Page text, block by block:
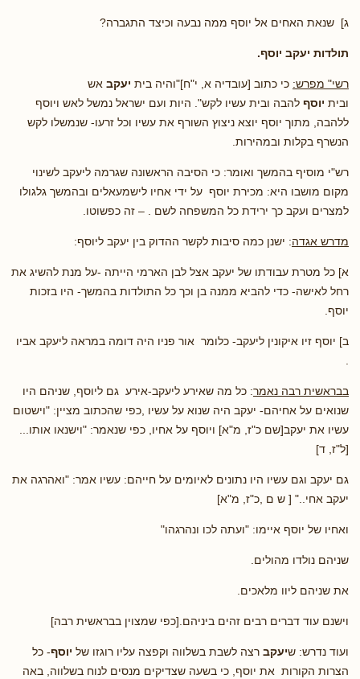
ג] שנאת האחים אל יוסף ממה נבעה וכיצד התגברה?
תולדות יעקב יוסף.
רשי" מפרש: כי כתוב [עובדיה א, י"ח]"והיה בית יעקב אש
ובית יוסף להבה ובית עשיו לקש". היות ועם ישראל נמשל לאש ויוסף
ללהבה, מתוך יוסף יוצא ניצוץ השורף את עשיו וכל זרעו- שנמשלו לקש
הנשרף בקלות ובמהירות.
רש"י מוסיף בהמשך ואומר: כי הסיבה הראשונה שגרמה ליעקב לשינוי
מקום מושבו היא: מכירת יוסף על ידי אחיו לישמעאלים ובהמשך גלגולו
למצרים ועקב כך ירידת כל המשפחה לשם . – זה כפשוטו.
מדרש אגדה: ישנן כמה סיבות לקשר ההדוק בין יעקב ליוסף:
א] כל מטרת עבודתו של יעקב אצל לבן הארמי הייתה -על מנת להשיג את
רחל לאישה- כדי להביא ממנה בן וכך כל התולדות בהמשך- היו בזכות
יוסף.
ב] יוסף זיו איקונין ליעקב- כלומר אור פניו היה דומה במראה ליעקב אביו
בבראשית רבה נאמר: כל מה שאירע ליעקב-אירע גם ליוסף, שניהם היו
שנואים על אחיהם- יעקב היה שנוא על עשיו ,כפי שהכתוב מציין: "וישטום
עשיו את יעקב[שם כ"ז, מ"א] ויוסף על אחיו, כפי שנאמר: "וישנאו אותו...
[ל"ז, ד]
גם יעקב וגם עשיו היו נתונים לאיומים על חייהם: עשיו אמר: "ואהרגה את
יעקב אחי.." [ ש ם ,כ"ז, מ"א]
ואחיו של יוסף איימו: "ועתה לכו ונהרגהו"
שניהם נולדו מהולים.
את שניהם ליוו מלאכים.
וישנם עוד דברים רבים זהים ביניהם.[כפי שמצוין בבראשית רבה]
ועוד נדרש: שיעקב רצה לשבת בשלווה וקפצה עליו רוגזו של יוסף- כל
הצרות הקורות את יוסף, כי בשעה שצדיקים מנסים לנוח בשלווה, באה